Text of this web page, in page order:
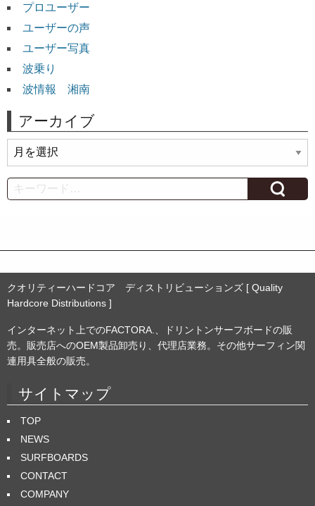
プロユーザー
ユーザーの声
ユーザー写真
波乗り
波情報 湘南
アーカイブ
ー
カ
イ
Search
クオリティーハードコア ディストリビューションズ [ Quality
Hardcore Distributions ]
インターネット上でのFACTORA.、ドリントンサーフボードの販
売。販売店へのOEM製品卸売り、代理店業務。その他サーフィン関
連用具全般の販売。
サイトマップ
TOP
NEWS
SURFBOARDS
CONTACT
COMPANY